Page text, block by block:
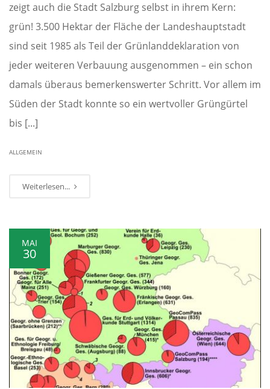
zeigt auch die Stadt Salzburg selbst in ihrem Kern:
grün! 3.500 Hektar der Fläche der Landeshauptstadt
sind seit 1985 als Teil der Grünlanddeklaration von
jeder weiteren Verbauung ausgenommen – ein schon
damals überaus bemerkenswerter Schritt. Vor allem im
Süden der Stadt konnte so ein wertvoller Grüngürtel
bis [...]
ALLGEMEIN
Weiterlesen...
MAI
30